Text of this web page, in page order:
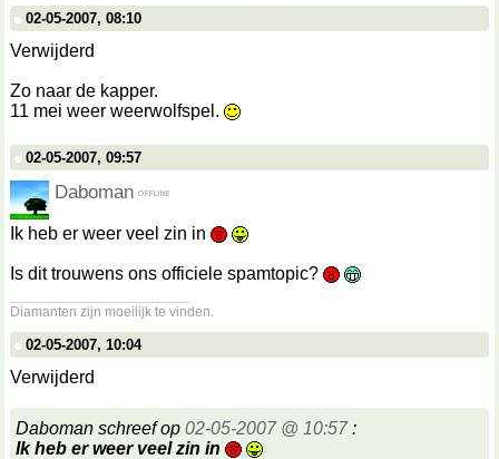
02-05-2007, 08:10
Verwijderd
Zo naar de kapper.
11 mei weer weerwolfspel.
02-05-2007, 09:57
Daboman
Ik heb er weer veel zin in
Is dit trouwens ons officiele spamtopic?
Diamanten zijn moeilijk te vinden.
02-05-2007, 10:04
Verwijderd
Daboman schreef op 02-05-2007 @ 10:57:
Ik heb er weer veel zin in